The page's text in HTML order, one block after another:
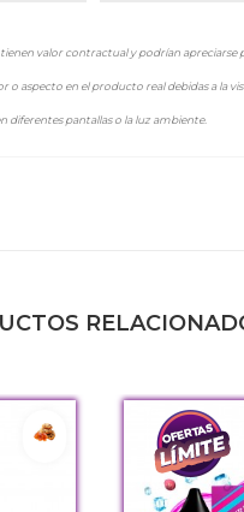
tienen valor contractual y podrían apreciarse
o aspecto en el producto real debidas a la
diferentes pantallas o la luz ambiente.
Biscotto di Lusso